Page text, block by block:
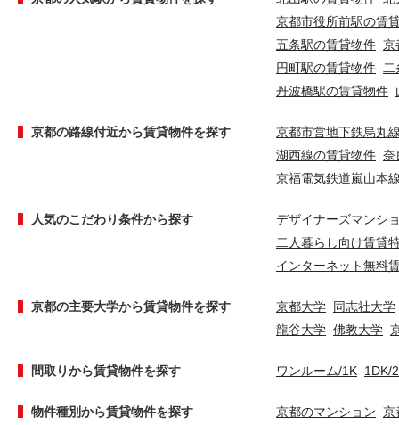
京都市役所前駅の賃
五条駅の賃貸物件 京
円町駅の賃貸物件
丹波橋駅の賃貸物件
京都の路線付近から賃貸物件を探す
京都市営地下鉄烏丸
湖西線の賃貸物件 奈
京福電気鉄道嵐山本
人気のこだわり条件から探す
デザイナーズマンシ
二人暮らし向け賃貸
インターネット無料
京都の主要大学から賃貸物件を探す 京都大学 同志社大学
龍谷大学 佛教大学
間取りから賃貸物件を探す ワンルーム/1K 1DK/
物件種別から賃貸物件を探す 京都のマンション 京